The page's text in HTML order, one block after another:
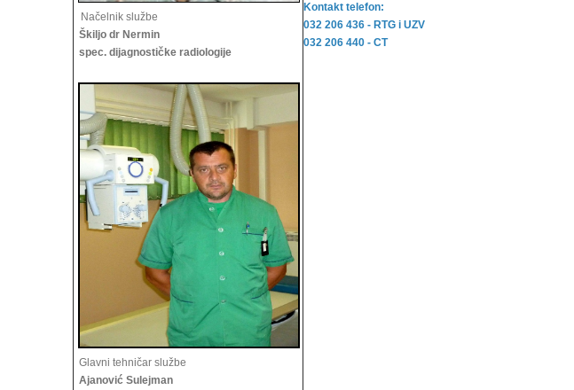
Načelnik službe
Škiljo dr Nermin
spec. dijagnostičke radiologije
Glavni tehničar službe
Ajanović Sulejman
Kontakt telefon:
032 206 436 - RTG i UZV
032 206 440 - CT